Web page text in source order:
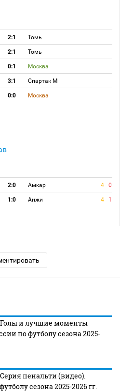
2:1 Томь
2:1 Томь
0:1 Москва
3:1 Спартак М
0:0 Москва
2:0 Амкар 4 0
1:0 Анжи 4 1
и лучшие моменты
по футболу сезона 2025-
пенальти (видео).
сезона 2025-2026 гг.